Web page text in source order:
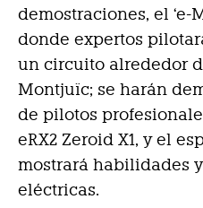
demostraciones, el ‘e-
donde expertos
un circuito alrededor
Montjuïc; se harán
de pilotos
eRX2 Zeroid X1, y el
mostrará habilidades
eléctricas.